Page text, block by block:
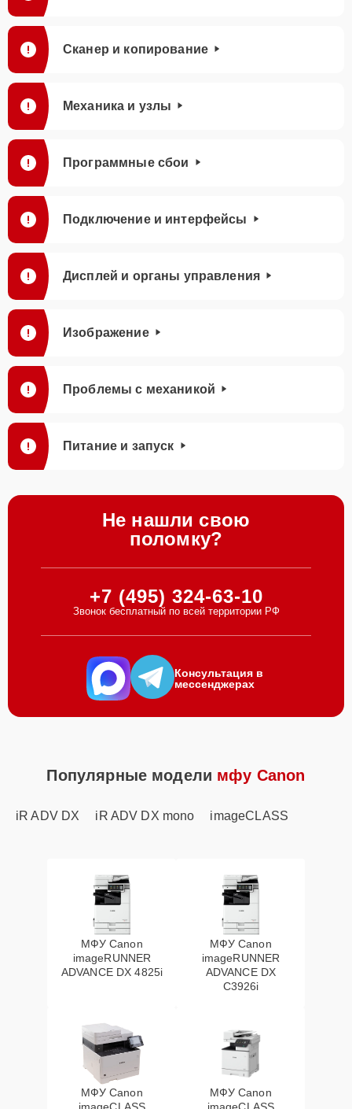
Сканер и копирование
Механика и узлы
Программные сбои
Подключение и интерфейсы
Дисплей и органы управления
Изображение
Проблемы с механикой
Питание и запуск
Не нашли свою
поломку?
+7 (495) 324-63-10
Звонок бесплатный по всей территории РФ
Консультация в
мессенджерах
Популярные модели мфу Canon
iR ADV DX iR ADV DX mono imageCLASS
МФУ Canon
imageRUNNER
ADVANCE DX 4825i
МФУ Canon
imageRUNNER
ADVANCE DX
C3926i
МФУ Canon
МФУ Canon